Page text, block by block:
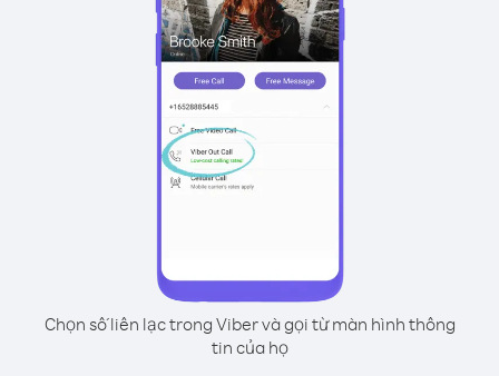
Chọn số liên lạc trong Viber và gọi từ màn hình thông
tin của họ